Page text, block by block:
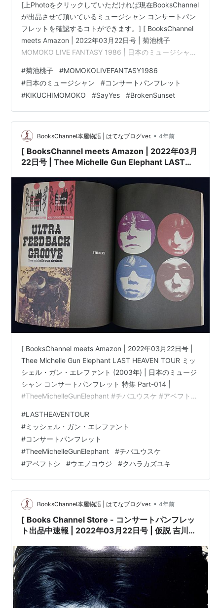
[上Photoをクリックしていただければ現在BooksChannel
が出品させて頂いているミュージシャン コンサートパン
フレットを確認するコトができます。] [ BooksChannel
meets Amazon | 2022年03月22日号 | 菊池桃子
MOMOKO LIVE FANTASY 1986 | 日本のミュージシャン
#MOMOKO #KIKUCHIMOMOKO 他 | View this post on
Instagram A post shared by BooksChannel
(@books_channel)…
#菊池桃子 #MOMOKOLIVEFANTASY1986
#日本のミュージシャン #コンサートパンフレット
#KIKUCHIMOMOKO #SayYes #BrokenSunset
BooksChannel本屋物語 | はてなブログver. • 4年前
[ BooksChannel meets Amazon | 2022年03月
22日号 | Thee Michelle Gun Elephant LAST
(2003年) | 日本のミュージシャン コンサートパ
ンフレット 特集 Part-014 |
#TheeMichelleGunElephant #チバユウスケ #ア
ベフトシ ウエノコウジ クハラカズユキ 他 |
[ BooksChannel meets Amazon | 2022年03月22日号 |
Thee Michelle Gun Elephant LAST HEAVEN TOUR ミッ
シェル・ガン・エレファント (2003年) | 日本のミュージ
シャン コンサートパンフレット 特集 Part-014 |
#TheeMichelleGunElephant #チバユウスケ #アベフトシ
ット]Thee Michelle Gun Elephant LAST HEAVEN TOUR
ミッシェルガンエレファント (2003年) ノーブランド品
Am…
#LASTHEAVENTOUR
#ミッシェル・ガン・エレファント
#コンサートパンフレット
#TheeMichelleGunElephant #チバユウスケ
#アベフトシ #ウエノコウジ #クハラカズユキ
BooksChannel本屋物語 | はてなブログver. • 4年前
[ Books Channel Store - コンサートパンフレッ
ト出品中速報 | 2022年03月22日号 | 仮説 吉川晃
サートパンフレット 特集 Part-012 | #吉川晃司 #
稲葉智 #笠原敏幸 山崎透 椎野恭一 沢井原児 神崎
真雄 モニカ ポラロイドの夏 他 |